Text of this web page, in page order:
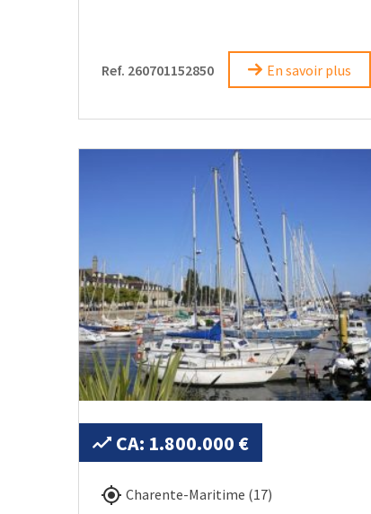
Ref. 260701152850 En savoir plus
CA: 1.800.000 €
Charente-Maritime (17)